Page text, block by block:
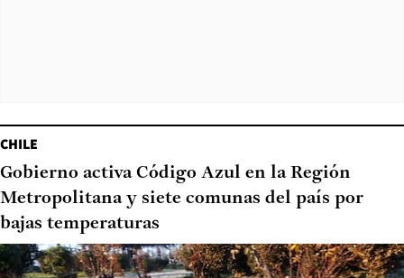
CHILE
Gobierno activa Código Azul en la Región
Metropolitana y siete comunas del país por
bajas temperaturas